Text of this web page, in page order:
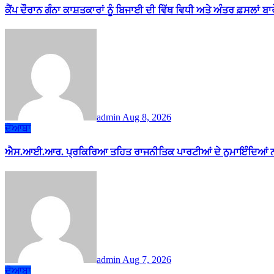
ਕੈਂਪ ਦੌਰਾਨ ਗੰਨਾ ਕਾਸ਼ਤਕਾਰਾਂ ਨੂੰ ਬਿਜਾਈ ਦੀ ਵਿੱਥ ਵਿਧੀ ਅਤੇ ਅੰਤਰ ਫ਼ਸਲਾਂ
admin Aug 8, 2026
ਦੋਆਬਾ
ਐਸ.ਆਈ.ਆਰ. ਪ੍ਰਕਿਰਿਆ ਤਹਿਤ ਰਾਜਨੀਤਿਕ ਪਾਰਟੀਆਂ ਦੇ ਨੁਮਾਇੰਦਿਆਂ
admin Aug 7, 2026
ਦੋਆਬਾ